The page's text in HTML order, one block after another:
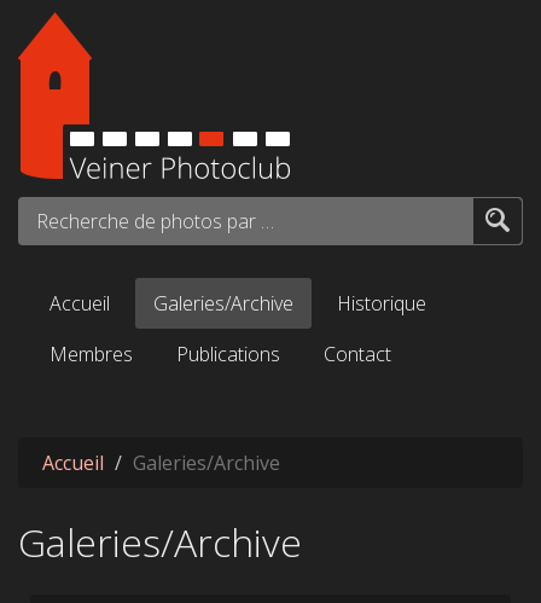
Aller au contenu principal
Recherche de photos par mots-clés...
Accueil Galeries/Archive
Historique
Membres
Publications Contact
Accueil Galeries/Archive
Galeries/Archive